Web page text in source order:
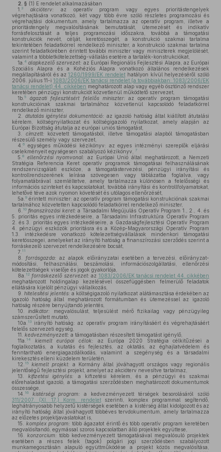
2. § (1) E rendelet alkalmazásában
1. 3 akcióterv: az operatív program vagy egyes prioritástengelyek
végrehajtására vonatkozó, két vagy több évre szóló részletes programozási és
végrehajtási dokumentum, amely tartalmazza az operatív program, illetve a
prioritástengely megvalósításának bemutatását, ütemezését és indikatív
forrásfelosztását a teljes programozási időszakra, továbbá a támogatási
konstrukciók nevét, célját, keretösszegét, a konstrukció szakmai tartalma
tekintetében feladatkörrel rendelkező miniszter, a konstrukció szakmai tartalma
szerint feladatkörében érintett további miniszter vagy miniszterek megjelölését,
valamint a többletkötelezettség-vállalás esetére a tartalék-konstrukciókat,
1a. 4 alapkezelő szervezet: az Európai Regionális Fejlesztési Alapra, az Európai
Szociális Alapra és a Kohéziós Alapra vonatkozó általános rendelkezések
megállapításáról és az1260/1999/EK rendelet hatályon kívül helyezéséről szóló
2006. július 11-i 1083/2006/EK tanácsi rendelet (a továbbiakban: 1083/2006/EK
tanácsi rendelet) 44. cikkében meghatározott alap vagy egyéb ösztönző rendszer
keretében pénzügyi konstrukciót közvetlenül működtető szervezet,
1b. 5 ágazati fejlesztésért felelős miniszter: az operatív program támogatási
konstrukcióinak szakmai tartalmához közvetlenül kapcsolódó feladatkörrel
rendelkező miniszter,
2.
átutalás igénylési dokumentáció: az igazoló hatóság által kiállított átutalási
kérelem, költségnyilatkozat és költségigazoló nyilatkozat, amely alapján az
Európai Bizottság átutalja az európai uniós támogatást,
3.
címzett: közvetett támogatásból, illetve támogatási alapból támogatásban
részesülő személy vagy szervezet,
4. 6
egységes működési kézikönyv: az egyes intézményi szereplők eljárási
cselekményeit egységesen szabályozó kézikönyv,
7
5. 8 ellenőrzési nyomvonal: az Európai Unió által meghatározott, a Nemzeti
Stratégia Referencia Keret operatív programok támogatásai felhasználásának
rendszervizsgálati eszköze, a támogatástervezési, pénzügyi irányítási és
kontrollrendszerének leírása szövegesen vagy táblázatba foglalva, vagy
folyamatábrával szemléltetve, amely tartalmazza különösen a felelősségi és
információs szinteket és kapcsolatokat, továbbá irányítási és kontrollfolyamatokat,
lehetővé téve azok nyomon követését és utólagos ellenőrzését,
5a. 9 érintett miniszter: az operatív program támogatási konstrukciónak szakmai
tartalmához közvetetten kapcsolódó feladatkörrel rendelkező miniszter,
6. 10 finanszírozási keret: a Társadalmi Megújulás Operatív Program 1., 2., 4. és
5. prioritás egyes intézkedéseire, a Társadalmi Infrastruktúra Operatív Program
2. és 3. prioritás egyes intézkedéseire, a Gazdaságfejlesztési Operatív Program
4. pénzügyi eszközök prioritásra és a Közép-Magyarországi Operatív Program
1.3. intézkedésre vonatkozó kötelezettségvállalások mindenkori támogatási
keretösszegei, amelyeket az irányító hatóság a finanszírozási szerződés szerint a
forráskezelő szervezet rendelkezésére bocsát,
7. 11
8. forrásgazda:az alapok előirányzatai esetében a tervezési, előirányzat-
módosítási, felhasználási, beszámolási, információszolgáltatási, ellenőrzési
kötelezettségek viselője és jogok gyakorlója,
8a. 12 forráskezelő szervezet: az 1083/2006/EK tanácsi rendelet 44. cikkében
meghatározott holdingalap kezelésével összefüggésben felmerülő feladatok
ellátására kijelölt pénzügyi vállalkozás,
9.
hitelesítési jelentés: a költségigazoló nyilatkozat alátámasztása érdekében az
igazoló hatóság által meghatározott formátumban és ütemezéssel az igazoló
hatóság részére benyújtandó jelentés,
10.
indikátor: megvalósulást, teljesülést mérő fizikailag vagy pénzügyileg
számszerűsített mutató,
10a. 13
irányító hatóság: az operatív program irányításáért és végrehajtásáért
felelős szervezeti egység,
11. kedvezményezett: a támogatásban részesített támogatást igénylő,
11a. 14 kiemelt európai célok: az Európa 2020 Stratégia célkitűzései a
foglalkoztatás, a kutatás és fejlesztés, az oktatás, az éghajlatvédelem és
fenntartható energiagazdálkodás, valamint a szegénység és a társadalmi
kirekesztés elleni küzdelem területén,
12. 15 kiemelt projekt: a Kormány által jóváhagyott országos vagy regionális
jelentőségű fejlesztési projekt, amelyet az akcióterv nevesítve tartalmaz,
13.
kifizetési igénylés: a kifizetési kérelem, és a pénzügyi és szakmai
előrehaladást igazoló, a támogatási szerződésben meghatározott dokumentumok
összessége,
14. 16 kistérségi program:a kedvezményezett térségek besorolásáról szóló
311/2007. (XI. 17.) Korm. rendeletszerinti, komplex programmal segítendő,
leghátrányosabb helyzetű kistérségek esetében a kistérség által kidolgozott és az
irányító hatóság által jóváhagyott többéves tervdokumentum, amely tartalmazza
az előzetes projektjavaslatokat is,
15.
komplex program:több ágazatot érintő és több operatív program keretében
megvalósítandó, egymással szoros kapcsolatban álló projektek együttese,
16.
konzorcium: több kedvezményezett támogatásával megvalósuló projektek
esetében a részes felek (tagok) polgári jogi szerződésben szabályozott
munkamegosztásán alapuló együttműködése a projekt közös megvalósítása,